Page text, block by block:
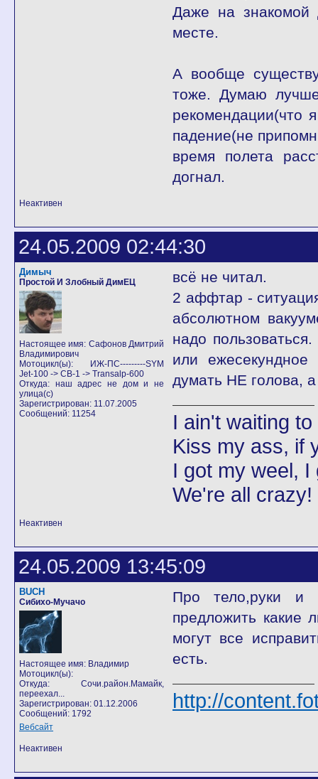
Даже на знакомой
месте.
А вообще
тоже. Думаю
рекомендации(что
падение(не
время полета
догнал.
Неактивен
24.05.2009 02:44:30
Димыч
Простой И Злобный ДимЕЦ
Настоящее имя: Сафонов Дмитрий
Владимирович
Мотоцикл(ы): ИЖ-ПС---------SYM
Jet-100 -> CB-1 -> Transalp-600
Откуда: наш адрес не дом и не
улица(с)
Зарегистрирован: 11.07.2005
Сообщений: 11254
всё не читал.
2 аффтар -
абсолютном
надо
или
думать НЕ голова,
I ain't waiting
Kiss my ass, if
I got my weel,
We're all
Неактивен
24.05.2009 13:45:09
BUCH
Сибихо-Мучачо
Настоящее имя: Владимир
Мотоцикл(ы):
Откуда: Сочи.район.Мамайк,
переехал...
Зарегистрирован: 01.12.2006
Сообщений: 1792
Вебсайт
Про тело,руки и
предложить какие
могут все
есть.
http://
Неактивен